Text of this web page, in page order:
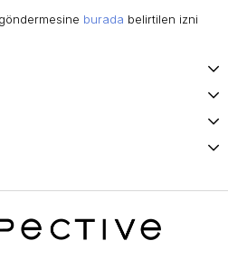
burada belirtilen izni